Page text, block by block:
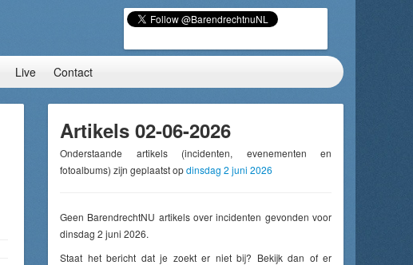
Live Contact
Artikels 02-06-2026
Onderstaande artikels (incidenten, evenementen en
fotoalbums) zijn geplaatst opdinsdag 2 juni 2026
Geen BarendrechtNU artikels over incidenten gevonden voor
dinsdag 2 juni 2026.
Staat het bericht dat je zoekt er niet bij? Bekijk dan of er